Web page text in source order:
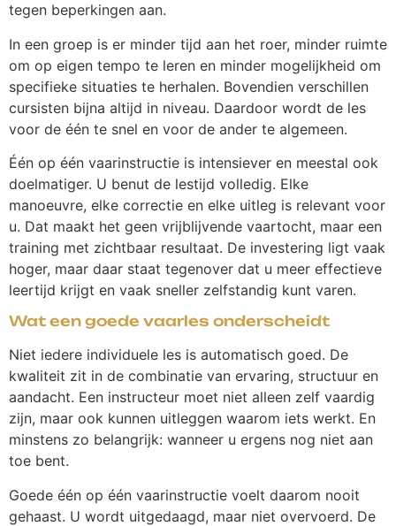
tegen beperkingen aan.
In een groep is er minder tijd aan het roer, minder ruimte
om op eigen tempo te leren en minder mogelijkheid om
specifieke situaties te herhalen. Bovendien verschillen
cursisten bijna altijd in niveau. Daardoor wordt de les
voor de één te snel en voor de ander te algemeen.
Één op één vaarinstructie is intensiever en meestal ook
doelmatiger. U benut de lestijd volledig. Elke
manoeuvre, elke correctie en elke uitleg is relevant voor
u. Dat maakt het geen vrijblijvende vaartocht, maar een
training met zichtbaar resultaat. De investering ligt vaak
hoger, maar daar staat tegenover dat u meer effectieve
leertijd krijgt en vaak sneller zelfstandig kunt varen.
Wat een goede vaarles onderscheidt
Niet iedere individuele les is automatisch goed. De
kwaliteit zit in de combinatie van ervaring, structuur en
aandacht. Een instructeur moet niet alleen zelf vaardig
zijn, maar ook kunnen uitleggen waarom iets werkt. En
minstens zo belangrijk: wanneer u ergens nog niet aan
toe bent.
Goede één op één vaarinstructie voelt daarom nooit
gehaast. U wordt uitgedaagd, maar niet overvoerd. De